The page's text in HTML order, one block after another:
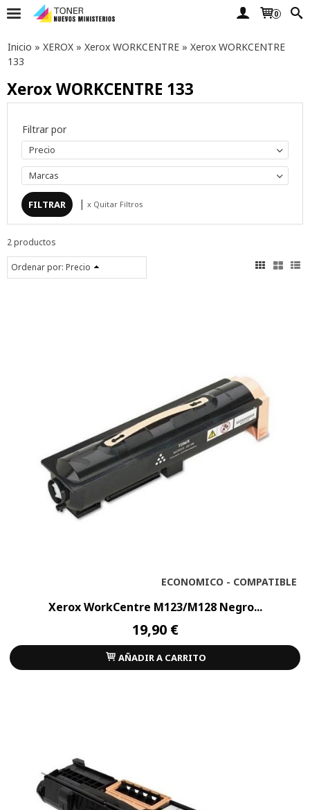
0
Inicio » XEROX » Xerox WORKCENTRE » Xerox WORKCENTRE
133
Xerox WORKCENTRE 133
Filtrar por
Precio
Marcas
| x Quitar Filtros
2 productos
Ordenar por: Precio
ECONOMICO - COMPATIBLE
Xerox WorkCentre M123/M128 Negro...
19,90 €
AÑADIR A CARRITO